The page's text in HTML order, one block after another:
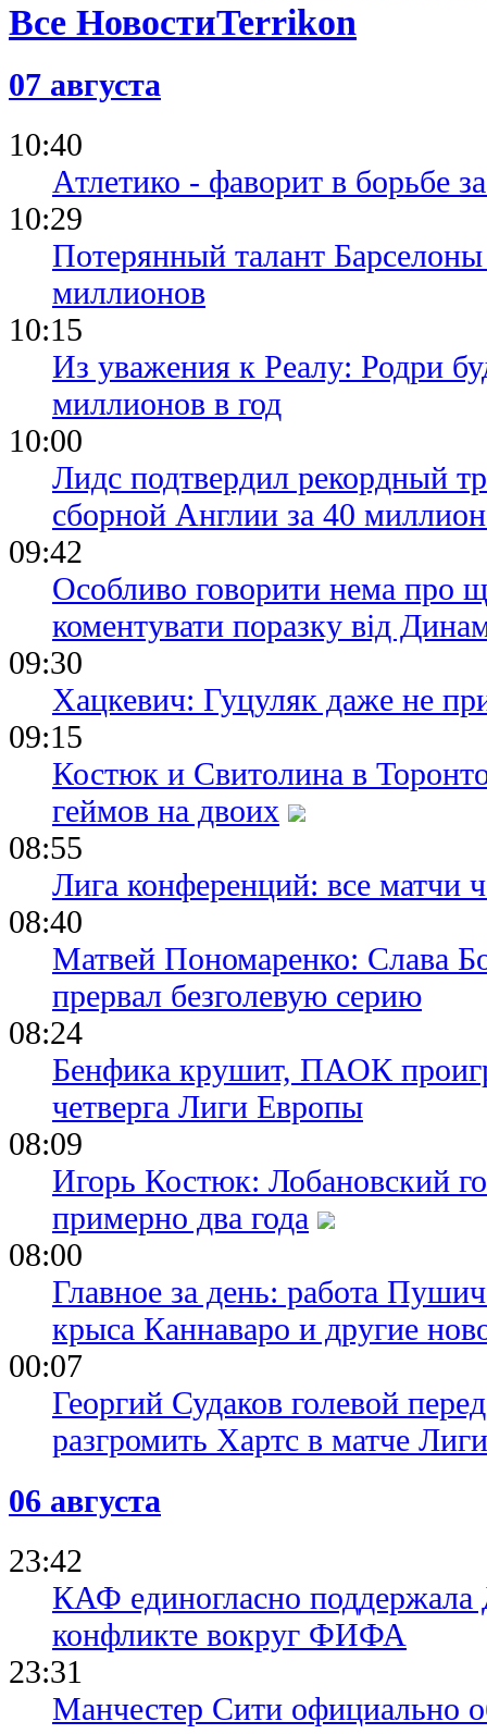
Все Новости
07 августа
10:40
Атлетико - фаворит в борьбе
10:29
Потерянный талант
миллионов
10:15
Из уважения к Реалу: Родри
миллионов в год
10:00
Лидс подтвердил рекордный
сборной Англии за 40
09:42
Особливо говорити нема про
коментувати поразку від
09:30
Хацкевич: Гуцуляк даже не
09:15
Костюк и Свитолина в
геймов на двоих
08:55
Лига конференций: все матчи
08:40
Матвей Пономаренко: Слава
прервал безголевую серию
08:24
Бенфика крушит, ПАОК
четверга Лиги Европы
08:09
Игорь Костюк: Лобановский
примерно два года
08:00
Главное за день: работа
крыса Каннаваро и другие
00:07
Георгий Судаков голевой
разгромить Хартс в матче
06 августа
23:42
КАФ единогласно
конфликте вокруг ФИФА
23:31
Манчестер Сити официально